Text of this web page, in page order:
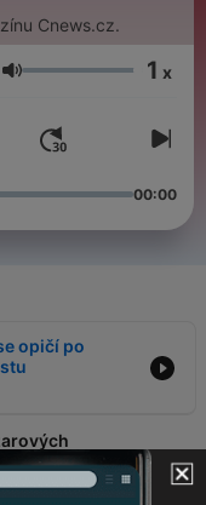
Cnews.cz.
Volume 1 x
00:00
opičí po
selhání